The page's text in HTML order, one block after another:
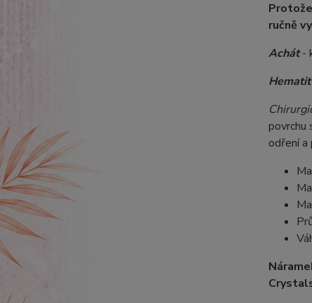
ručně
Achát-
Hematit
povrchu
odření a